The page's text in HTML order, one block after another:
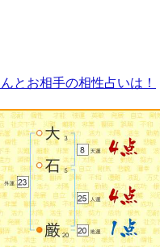
とお相手の相性占いは！